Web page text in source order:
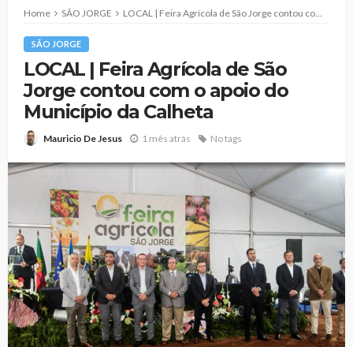
Home SÃO JORGE LOCAL | Feira Agrícola de São Jorge contou com o apoio do Município da Calheta
SÃO JORGE
LOCAL | Feira Agrícola de São
Jorge contou com o apoio do
Município da Calheta
Mauricio De Jesus 1 mês atrás No tags